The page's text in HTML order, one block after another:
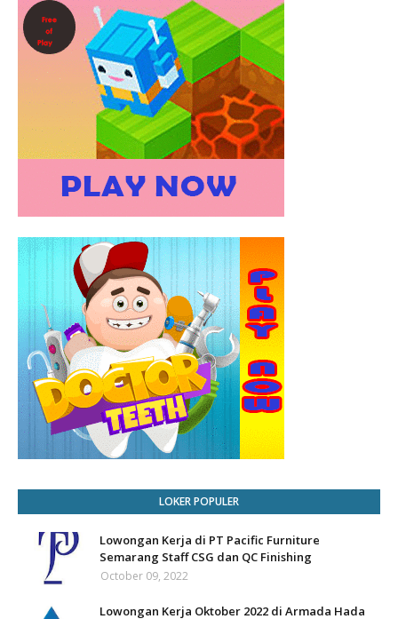
LOKER POPULER
Lowongan Kerja di PT Pacific Furniture
Semarang Staff CSG dan QC Finishing
October 09, 2022
Lowongan Kerja Oktober 2022 di Armada Hada